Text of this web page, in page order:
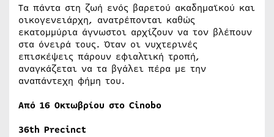
Tα πάντα στη ζωή ενός βαρετού ακαδημαϊκού και
οικογενειάρχη, ανατρέπονται καθώς
εκατομμύρια άγνωστοι αρχίζουν να τον βλέπουν
στα όνειρά τους. Όταν οι νυχτερινές
επισκέψεις πάρουν εφιαλτική τροπή,
αναγκάζεται να τα βγάλει πέρα με την
αναπάντεχη φήμη του.
Από 16 Οκτωβρίου στο Cinobo
36th Precinct